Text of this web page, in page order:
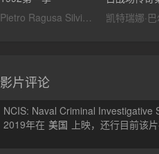
Pietro Ragusa Silvia Degrandi Lana Vlady
影片评论
NCIS: Naval Criminal Investigative
2019年在 美国 上映，还行目前该